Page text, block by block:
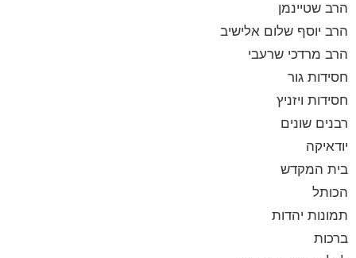
הרב שטיינמן
הרב יוסף שלום אלישיב
הרב מרדכי שרעבי
חסידות גור
חסידות ויזניץ
רבנים שונים
יודאיקה
בית המקדש
הכותל
תמונות יהדות
ברכות